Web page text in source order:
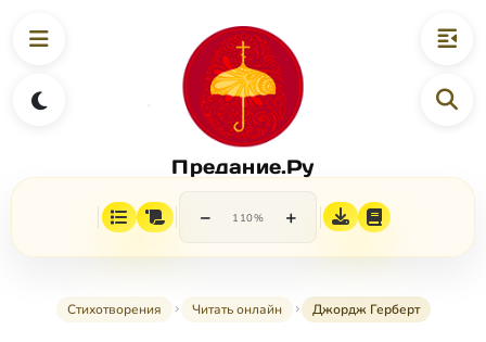
Предание.Ру
− 110% +
Стихотворения Читать онлайн Джордж Герберт